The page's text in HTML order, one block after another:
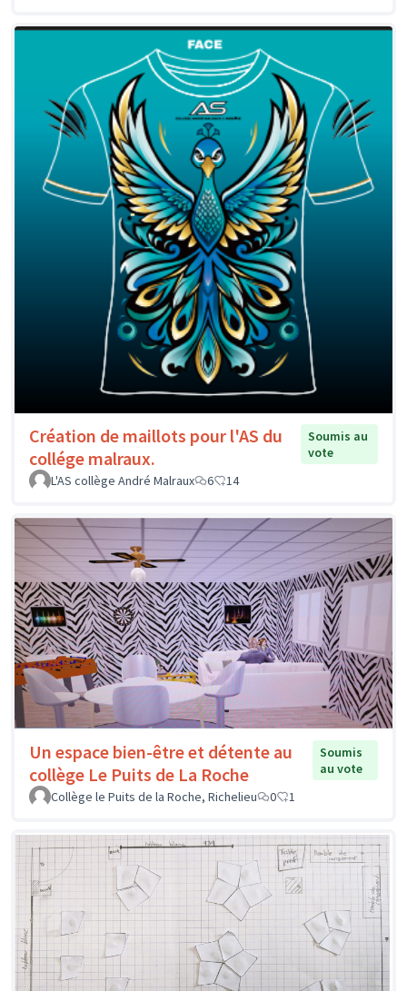
Création de maillots pour l'AS du
collége malraux.
Soumis au
vote
L'AS collège André Malraux
6 14
Un espace bien-être et détente au
collège Le Puits de La Roche
Soumis
au vote
Collège le Puits de la Roche, Richelieu
0 1